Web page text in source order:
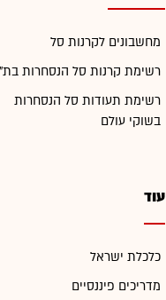
מחשבונים לקרנות סל
רשימת קרנות סל הנסחרות
רשימת תעודות סל הנסחרות
בשוקי עולם
עוד
כלכלת ישראל
מדריכים פיננסיים